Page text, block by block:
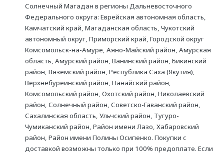
Солнечный Магадан в регионы Дальневосточного
Федерального округа: Еврейская автономная область,
Камчатский край, Магаданская область, Чукотский
автономный округ, Приморский край, Городской округ
Комсомольск-на-Амуре, Аяно-Майский район, Амурская
область, Амурский район, Ванинский район, Бикинский
район, Вяземский район, Республика Саха (Якутия),
Верхнебуреинский район, Нанайский район,
Комсомольский район, Охотский район, Николаевский
район, Солнечный район, Советско-Гаванский район,
Сахалинская область, Ульчский район, Тугуро-
Чумиканский район, Район имени Лазо, Хабаровский
район, Район имени Полины Осипенко. Покупки с
доставкой возможны только при 100% предоплате. Если